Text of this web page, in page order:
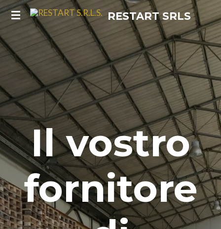
Vai
al
contenuto
principale
RESTARTSRLS
Il vostro
fornitore